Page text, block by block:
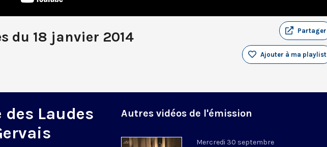
du 18 janvier 2014 Partager
Ajouter à ma playlist
des Laudes
Autres vidéos de l'émission
Mercredi 30 septembre